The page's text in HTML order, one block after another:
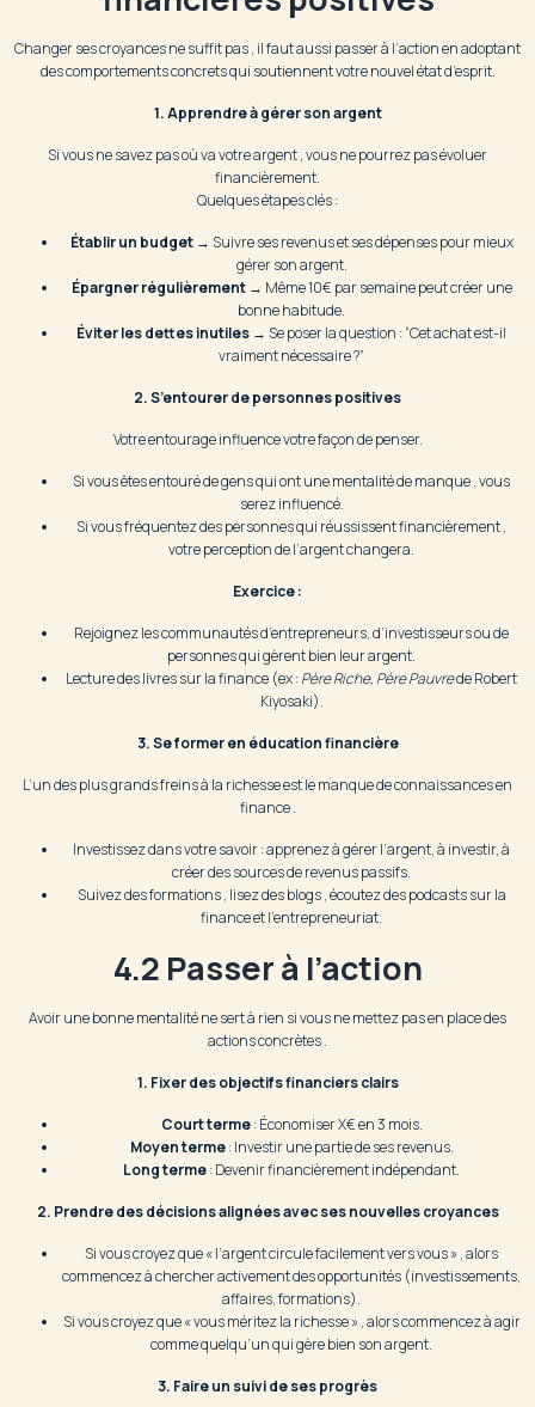
Changer ses croyances ne suffit pas , il faut aussi passer à l’action en adoptant
des comportements concrets qui soutiennent votre nouvel état d’esprit.
1. Apprendre à gérer son argent
Si vous ne savez pas où va votre argent , vous ne pourrez pas évoluer
financièrement.
Quelques étapes clés :
Établir un budget→ Suivre ses revenus et ses dépenses pour mieux
gérer son argent.
Épargner régulièrement→ Même 10€ par semaine peut créer une
bonne habitude.
Éviter les dettes inutiles → Se poser la question : “Cet achat est-il
vraiment nécessaire ?”
2. S’entourer de personnes positives
Votre entourage influence votre façon de penser.
Si vous êtes entouré de gens qui ont une mentalité de manque , vous
serez influencé.
Si vous fréquentez des personnes qui réussissent financièrement ,
votre perception de l’argent changera.
Exercice :
Rejoignez les communautés d’entrepreneurs, d’investisseurs ou de
personnes qui gèrent bien leur argent.
Lecture des livres sur la finance (ex :Père Riche, Père Pauvrede Robert
Kiyosaki).
3. Se former en éducation financière
L’un des plus grands freins à la richesse est le manque de connaissances en
finance .
Investissez dans votre savoir : apprenez à gérer l’argent, à investir, à
créer des sources de revenus passifs.
Suivez des formations , lisez des blogs , écoutez des podcasts sur la
finance et l’entrepreneuriat.
4.2 Passer à l’action
Avoir une bonne mentalité ne sert à rien si vous ne mettez pas en place des
actions concrètes .
1. Fixer des objectifs financiers clairs
Court terme: Économiser X€ en 3 mois.
Moyen terme: Investir une partie de ses revenus.
Long terme: Devenir financièrement indépendant.
2. Prendre des décisions alignées avec ses nouvelles croyances
Si vous croyez que « l’argent circule facilement vers vous » , alors
commencez à chercher activement des opportunités (investissements,
affaires, formations).
Si vous croyez que « vous méritez la richesse » , alors commencez à agir
comme quelqu’un qui gère bien son argent.
3. Faire un suivi de ses progrès